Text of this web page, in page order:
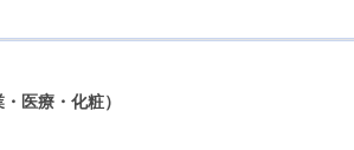
医療・化粧）